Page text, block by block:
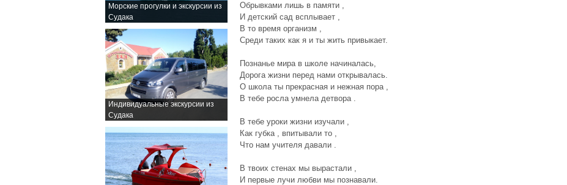
Морские прогулки и экскурсии из
Судака
Индивидуальные экскурсии из
Судака
Обрывками лишь в памяти ,
И детский сад всплывает ,
В то время организм ,
Среди таких как я и ты жить привыкает.
Познанье мира в школе начиналась,
Дорога жизни перед нами открывалась.
О школа ты прекрасная и нежная пора ,
В тебе росла умнела детвора .
В тебе уроки жизни изучали ,
Как губка , впитывали то ,
Что нам учителя давали .
В твоих стенах мы вырастали ,
И первые лучи любви мы познавали.